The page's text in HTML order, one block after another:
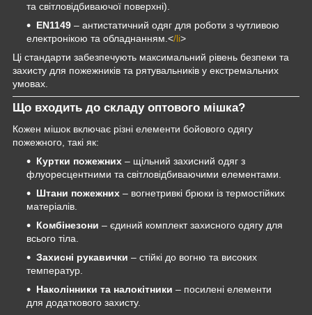
та світловідбиваючої поверхні).
EN1149 – антистатичний одяг для роботи з чутливою
електронікою та обладнанням.</li>
Ці стандарти забезпечують максимальний рівень безпеки та
захисту для пожежників та рятувальників у екстремальних
умовах.
Що входить до складу оптового мішка?
Кожен мішок включає різні елементи бойового одягу
пожежного, такі як:
Куртки пожежних – щільний захисний одяг з
флуоресцентними та світловідбиваючими елементами.
Штани пожежних – вогнетривкі брюки із термостійких
матеріалів.
Комбінезони – єдиний комплект захисного одягу для
всього тіла.
Захисні рукавички – стійкі до вогню та високих
температур.
Наколінники та налокітники – посилені елементи
для додаткового захисту.